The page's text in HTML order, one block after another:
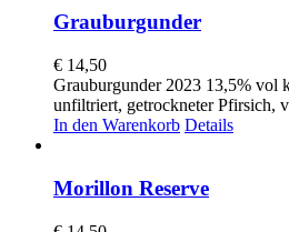
Grauburgunder
€ 14,50
Grauburgunder 2023 13,5% vol
unfiltriert, getrockneter Pfirsich,
In den Warenkorb Details
Morillon Reserve